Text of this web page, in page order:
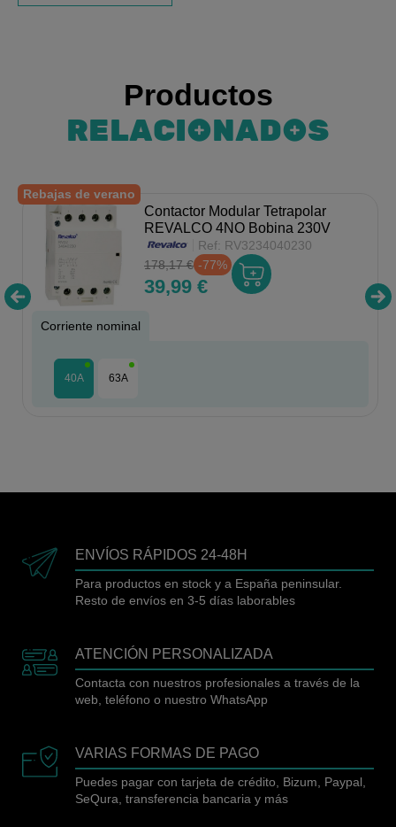
Productos
RELACIONADOS
Rebajas de verano
Contactor Modular Tetrapolar
REVALCO 4NO Bobina 230V
Ref: RV3234040230
178,17 € -77%
39,99 €
Corriente nominal
40A 63A
ENVÍOS RÁPIDOS 24-48H
Para productos en stock y a España peninsular.
Resto de envíos en 3-5 días laborables
ATENCIÓN PERSONALIZADA
Contacta con nuestros profesionales a través de la
web, teléfono o nuestro WhatsApp
VARIAS FORMAS DE PAGO
Puedes pagar con tarjeta de crédito, Bizum, Paypal,
SeQura, transferencia bancaria y más